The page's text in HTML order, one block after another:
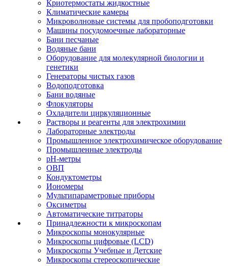
Криотермостаты жидкостные
Климатические камеры
Микроволновые системы для пробоподготовки
Машины посудомоечные лабораторные
Бани песчаные
Водяные бани
Оборудование для молекулярной биологии и
генетики
Генераторы чистых газов
Водоподготовка
Бани водяные
Флокуляторы
Охладители циркуляционные
Растворы и реагенты для электрохимии
Лабораторные электроды
Промышленное электрохимическое оборудование
Промышленные электроды
pH-метры
ОВП
Кондуктометры
Иономеры
Мультипараметровые приборы
Оксиметры
Автоматические титраторы
Принадлежности к микроскопам
Микроскопы монокулярные
Микроскопы цифровые (LCD)
Микроскопы Учебные и Детские
Микроскопы стереоскопические